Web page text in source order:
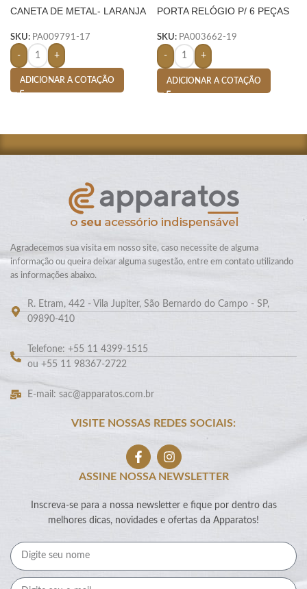
CANETA DE METAL- LARANJA
SKU: PA009791-17
- +
ADICIONAR A COTAÇÃO
PORTA RELÓGIO P/ 6 PEÇAS
SKU: PA003662-19
- +
ADICIONAR A COTAÇÃO
Agradecemos sua visita em nosso site, caso necessite de alguma
informação ou queira deixar alguma sugestão, entre em contato utilizando
as informações abaixo.
R. Etram, 442 - Vila Jupiter, São Bernardo do Campo - SP,
09890-410
Telefone: +55 11 4399-1515
ou +55 11 98367-2722
E-mail: sac@apparatos.com.br
VISITE NOSSAS REDES SOCIAIS:
ASSINE NOSSA NEWSLETTER
Inscreva-se para a nossa newsletter e fique por dentro das
melhores dicas, novidades e ofertas da Apparatos!